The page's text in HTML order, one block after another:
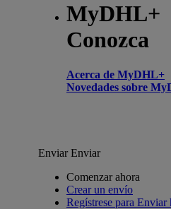
MyDHL+
Conozca
Acerca de MyDHL+
Novedades sobre
EnviarEnviar
Comenzar ahora
Crear un envío
Regístrese para